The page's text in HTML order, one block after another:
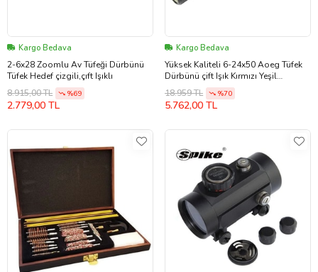
Kargo Bedava
2-6x28 Zoomlu Av Tüfeği Dürbünü
Tüfek Hedef çizgili,çıft Işıklı
8.915,00 TL
%69
2.779,00 TL
Kargo Bedava
Yüksek Kaliteli 6-24x50 Aoeg Tüfek
Dürbünü çift Işık Kırmızı Yeşil
Kaynaklı Zoomlu (b)
18.959 TL %70
5.762,00 TL